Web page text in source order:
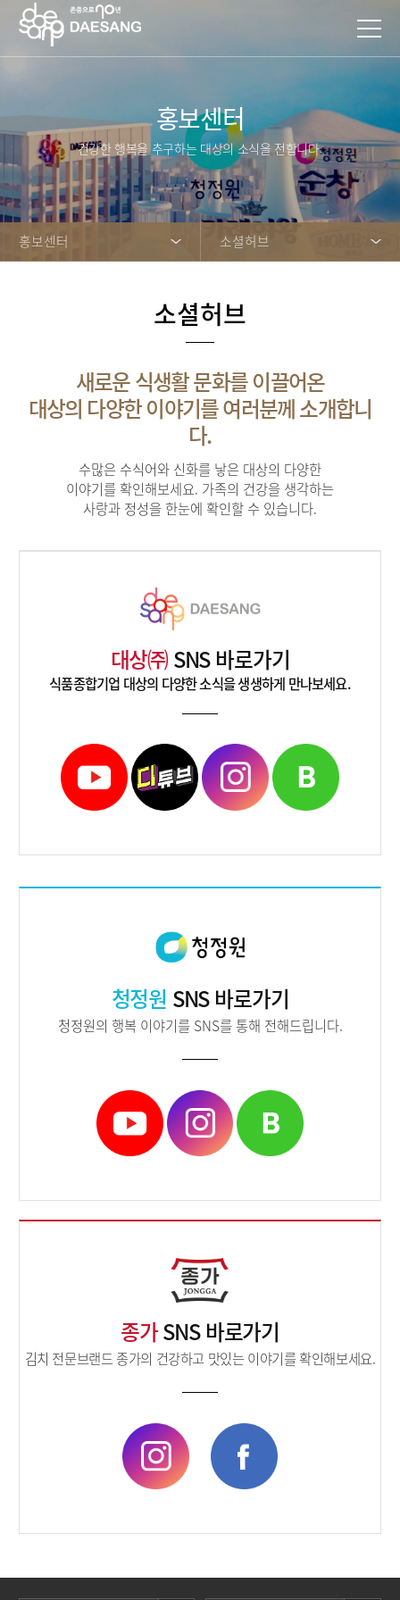
홍보센터
건강한 행복을 추구하는 대상의 소식을 전합니다.
홍보센터 소셜허브
소셜허브
새로운 식생활 문화를 이끌어온
대상의 다양한 이야기를 여러분께 소개합니
다.
수많은 수식어와 신화를 낳은 대상의 다양한
이야기를 확인해보세요. 가족의 건강을 생각하는
사랑과 정성을 한눈에 확인할 수 있습니다.
대상㈜SNS 바로가기
식품종합기업 대상의 다양한 소식을 생생하게 만나보세요.
청정원 SNS 바로가기
청정원의 행복 이야기를 SNS를 통해 전해드립니다.
종가SNS 바로가기
김치 전문브랜드 종가의 건강하고 맛있는 이야기를 확인해보세요.